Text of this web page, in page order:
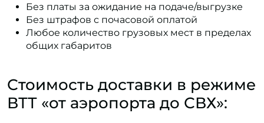
Без платы за ожидание на подаче/выгрузке
Без штрафов с почасовой оплатой
Любое количество грузовых мест в пределах
общих габаритов
Стоимость доставки в режиме
ВТТ «от аэропорта до СВХ»: